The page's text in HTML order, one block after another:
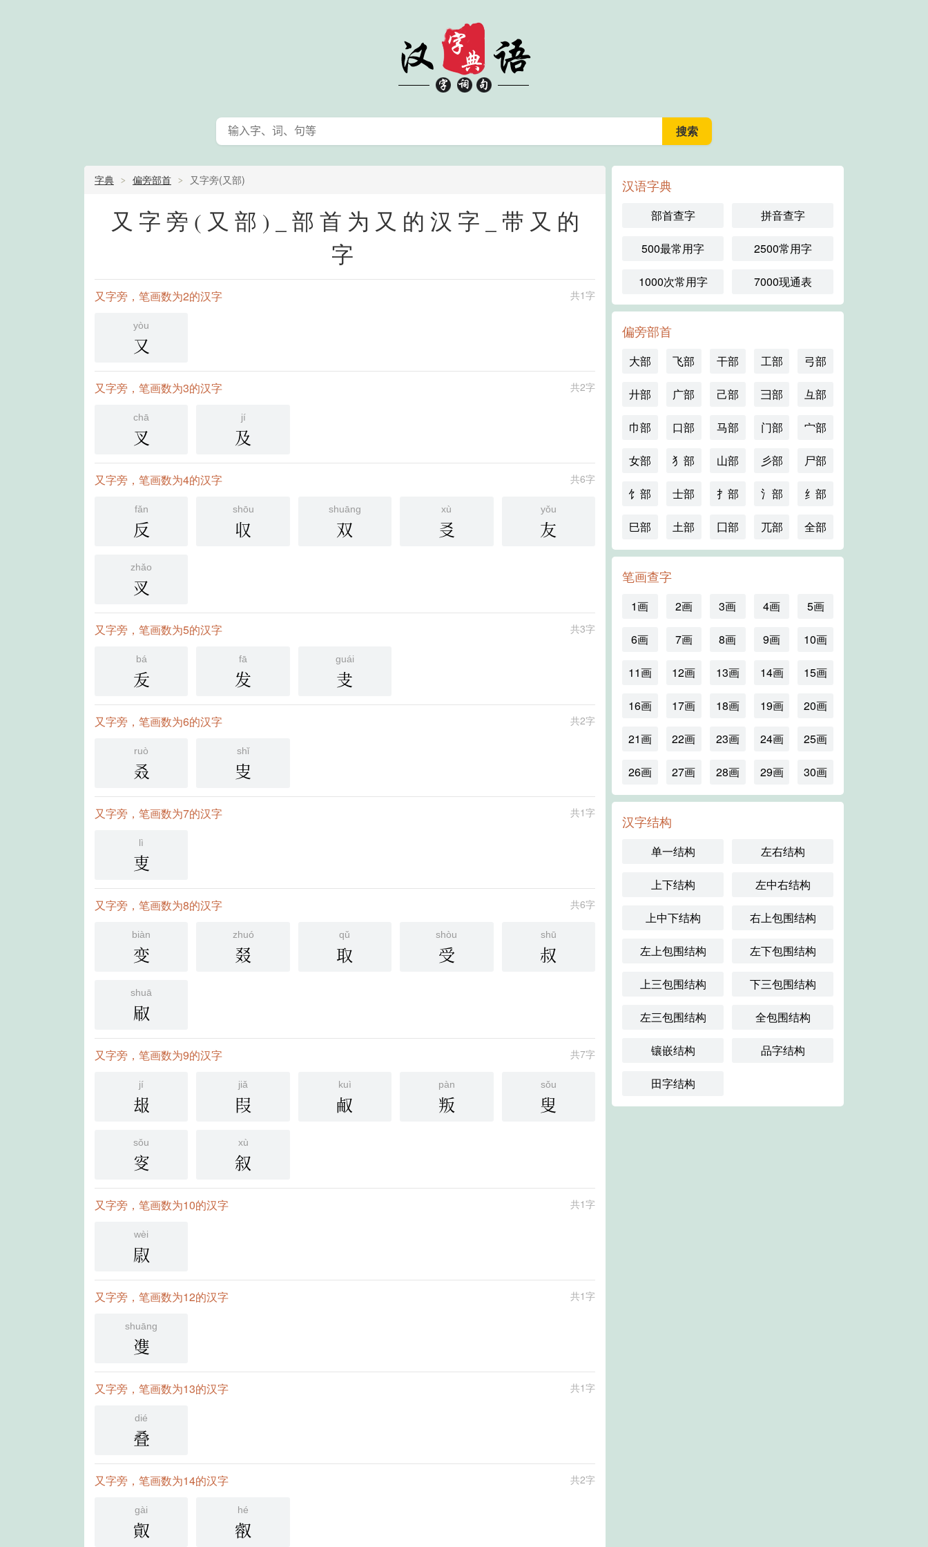
字典 偏旁部首 又字旁(又部)
又字旁(又部)_部首为又的汉字_带又的
字
共1字
又字旁，笔画数为2的汉字
yòu
又
共2字
又字旁，笔画数为3的汉字
chā
叉
jí
及
共6字
又字旁，笔画数为4的汉字
fǎn
反
shōu
収
shuāng
双
xù
㕛
yǒu
友
zhǎo
㕚
共3字
又字旁，笔画数为5的汉字
bá
叐
fā
发
guái
叏
共2字
又字旁，笔画数为6的汉字
ruò
叒
shǐ
㕜
共1字
又字旁，笔画数为7的汉字
lì
叓
共6字
又字旁，笔画数为8的汉字
biàn
变
zhuó
叕
qǔ
取
shòu
受
shū
叔
shuā
㕞
共7字
又字旁，笔画数为9的汉字
jí
叝
jiǎ
叚
kuì
㕟
pàn
叛
sǒu
叟
sǒu
叜
xù
叙
共1字
又字旁，笔画数为10的汉字
wèi
叞
共1字
又字旁，笔画数为12的汉字
shuāng
㕠
共1字
又字旁，笔画数为13的汉字
dié
叠
共2字
又字旁，笔画数为14的汉字
gài
㕢
hé
㕡
汉语字典
部首查字 拼音查字
500最常用字 2500常用字
1000次常用字 7000现通表
偏旁部首
大部 飞部 干部 工部 弓部
廾部 广部 己部 彐部 彑部
巾部 口部 马部 门部 宀部
女部 犭部 山部 彡部 尸部
饣部 士部 扌部 氵部 纟部
巳部 土部 囗部 兀部 全部
笔画查字
1画 2画 3画 4画 5画
6画 7画 8画 9画 10画
11画 12画 13画 14画 15画
16画 17画 18画 19画 20画
21画 22画 23画 24画 25画
26画 27画 28画 29画 30画
汉字结构
单一结构 左右结构
上下结构 左中右结构
上中下结构 右上包围结构
左上包围结构 左下包围结构
上三包围结构 下三包围结构
左三包围结构 全包围结构
镶嵌结构 品字结构
田字结构